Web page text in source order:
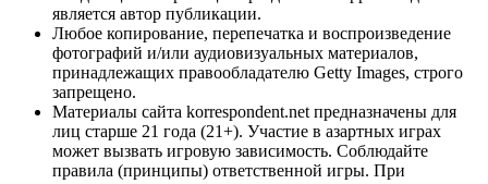
является автор публикации.
Любое копирование, перепечатка и воспроизведение
фотографий и/или аудиовизуальных материалов,
принадлежащих правообладателю Getty Images, строго
запрещено.
Материалы сайта korrespondent.net предназначены для
лиц старше 21 года (21+). Участие в азартных играх
может вызвать игровую зависимость. Соблюдайте
правила (принципы) ответственной игры. При